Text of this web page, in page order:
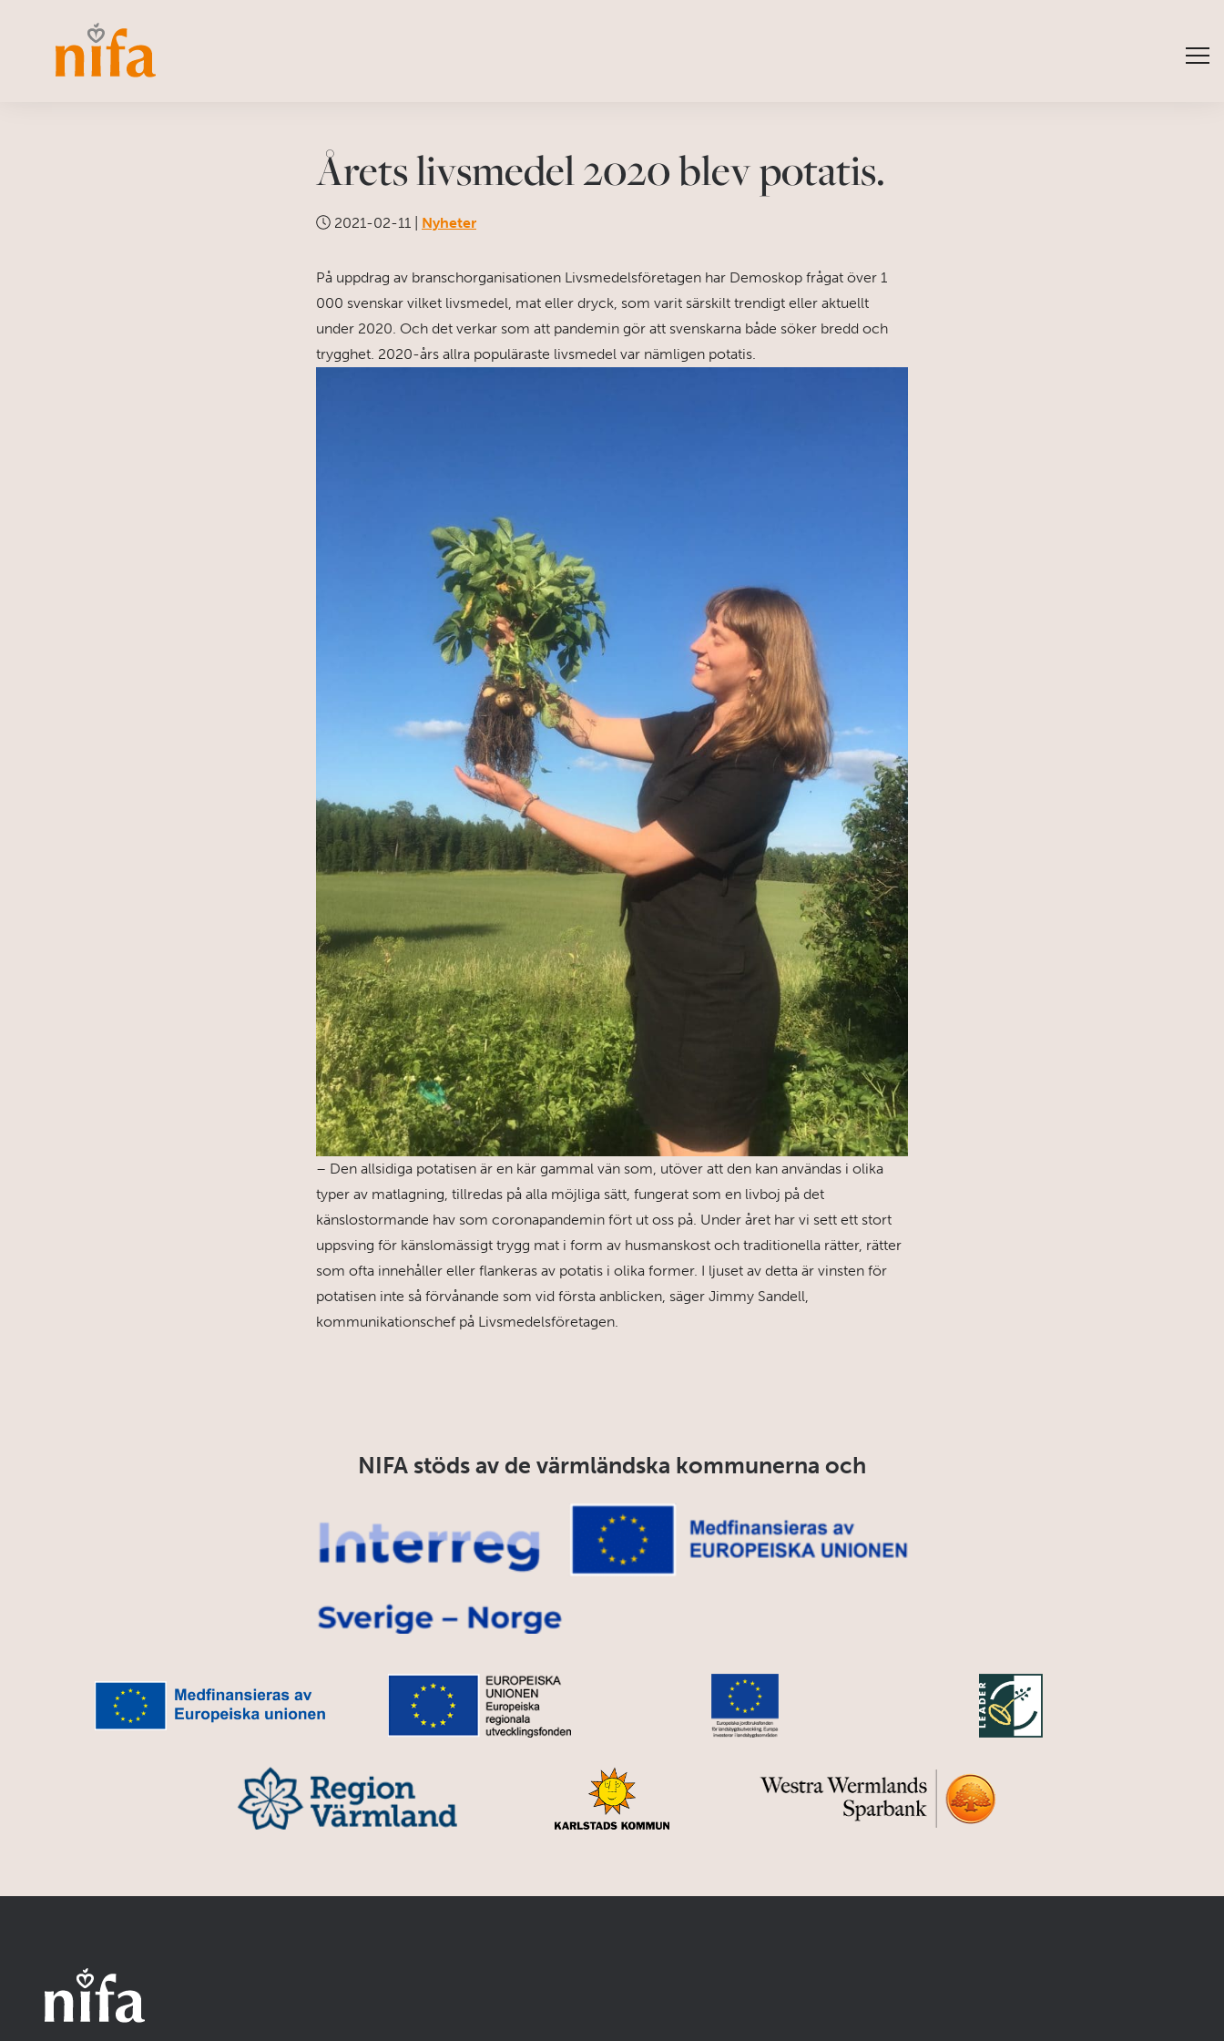
Årets livsmedel 2020 blev potatis.
2021-02-11 Nyheter
På uppdrag av branschorganisationen Livsmedelsföretagen har Demoskop frågat över 1
000 svenskar vilket livsmedel, mat eller dryck, som varit särskilt trendigt eller aktuellt
under 2020. Och det verkar som att pandemin gör att svenskarna både söker bredd och
trygghet. 2020-års allra populäraste livsmedel var nämligen potatis.
– Den allsidiga potatisen är en kär gammal vän som, utöver att den kan användas i olika
typer av matlagning, tillredas på alla möjliga sätt, fungerat som en livboj på det
känslostormande hav som coronapandemin fört ut oss på. Under året har vi sett ett stort
uppsving för känslomässigt trygg mat i form av husmanskost och traditionella rätter, rätter
som ofta innehåller eller flankeras av potatis i olika former. I ljuset av detta är vinsten för
potatisen inte så förvånande som vid första anblicken, säger Jimmy Sandell,
kommunikationschef på Livsmedelsföretagen.
NIFA stöds av de värmländska kommunerna och